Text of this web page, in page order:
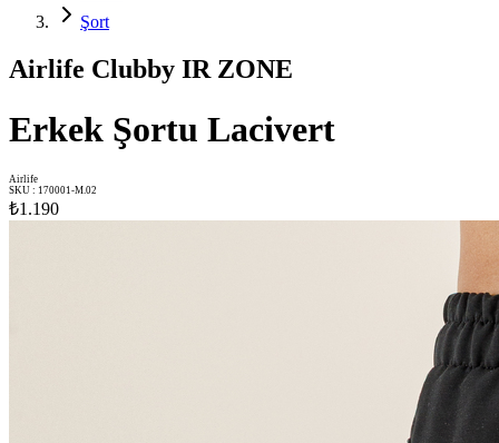
Şort
Airlife Clubby IR ZONE
Erkek Şortu Lacivert
Airlife
SKU : 170001-M.02
₺1.190